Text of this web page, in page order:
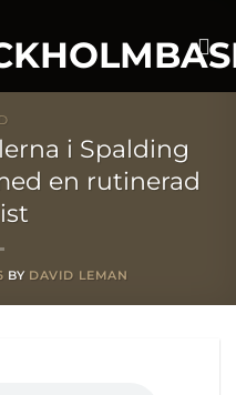
i Spalding
en rutinerad
BY DAVID LEMAN